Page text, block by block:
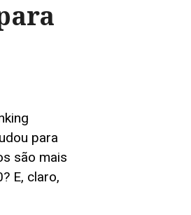
para
são mais
E, claro,